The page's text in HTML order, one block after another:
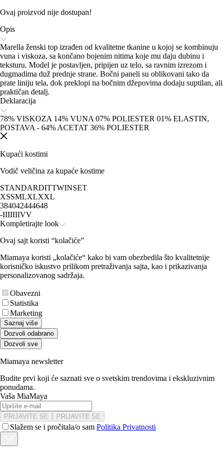
Ovaj proizvod nije dostupan!
Opis
Marella ženski top izrađen od kvalitetne tkanine u kojoj se kombinuju
vuna i viskoza, sa končano bojenim nitima koje mu daju dubinu i
teksturu. Model je postavljen, pripijen uz telo, sa ravnim izrezom i
dugmadima duž prednje strane. Bočni paneli su oblikovani tako da
prate liniju tela, dok preklopi na bočnim džepovima dodaju suptilan, ali
praktičan detalj.
Deklaracija
78% VISKOZA 14% VUNA 07% POLIESTER 01% ELASTIN,
POSTAVA - 64% ACETAT 36% POLIESTER
Kupaći kostimi
Vodič veličina za kupaće kostime
STANDARDITTWINSET
XSSMLXLXXL
384042444648
-IIIIIIIVV
Kompletirajte look
Ovaj sajt koristi “kolačiće”
Miamaya koristi „kolačiće“ kako bi vam obezbedila što kvalitetnije
korisničko iskustvo prilikom pretraživanja sajta, kao i prikazivanja
personalizovanog sadržaja.
Obavezni
Statistika
Marketing
Saznaj više
Dozvoli odabrano
Dozvoli sve
Miamaya newsletter
Budite prvi koji će saznati sve o svetskim trendovima i ekskluzivnim
ponudama.
Vaša MiaMaya
PRIJAVITE SE PRIJAVITE SE
Slažem se i pročitala/o sam Politika Privatnosti